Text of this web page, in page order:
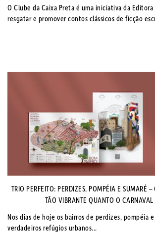
O Clube da Caixa Preta é uma iniciativa da Editora
resgatar e promover contos clássicos de ficção
TRIO PERFEITO: PERDIZES, POMPÉIA E SUMARÉ
TÃO VIBRANTE QUANTO O
Nos dias de hoje os bairros de perdizes, pompéia
verdadeiros refúgios urbanos...